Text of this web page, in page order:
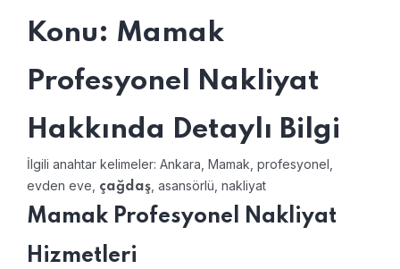
Konu: Mamak
Profesyonel Nakliyat
Hakkında Detaylı Bilgi
İlgili anahtar kelimeler: Ankara, Mamak, profesyonel,
evden eve, çağdaş , asansörlü, nakliyat
Mamak Profesyonel Nakliyat
Hizmetleri